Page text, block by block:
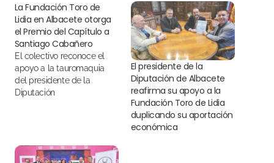
La Fundación Toro de
Lidia en Albacete otorga
el Premio del Capítulo a
Santiago Cabañero
El colectivo reconoce el
apoyo a la tauromaquia
del presidente de la
Diputación
El presidente de la
Diputación de Albacete
reafirma su apoyo a la
Fundación Toro de Lidia
duplicando su aportación
económica